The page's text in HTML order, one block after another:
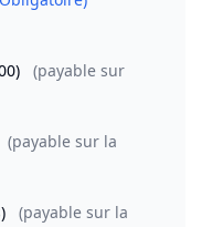
(payable sur
(payable sur la
(payable sur la